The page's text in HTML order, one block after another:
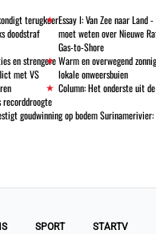
terugkeer
doodstraf
Essay I: Van Zee naar Land
moet weten over Nieuwe
Gas-to-Shore
en strengere
met VS
Warm en overwegend
lokale onweersbuien
Column: Het onderste uit
goudwinning op bodem Surinamerivier:
SPORT STARTV